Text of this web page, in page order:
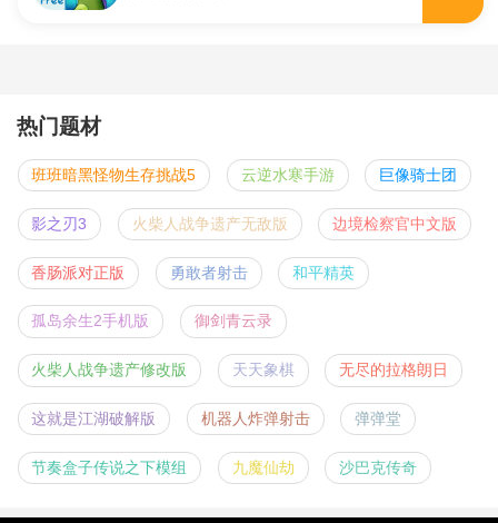
热门题材
班班暗黑怪物生存挑战5 云逆水寒手游 巨像骑士团
影之刃3 火柴人战争遗产无敌版 边境检察官中文版
香肠派对正版 勇敢者射击 和平精英
孤岛余生2手机版 御剑青云录
火柴人战争遗产修改版 天天象棋 无尽的拉格朗日
这就是江湖破解版 机器人炸弹射击 弹弹堂
节奏盒子传说之下模组 九魔仙劫 沙巴克传奇